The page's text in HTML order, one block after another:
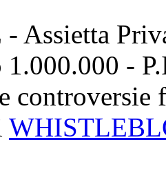
Assietta
1.000.000 -
controversie